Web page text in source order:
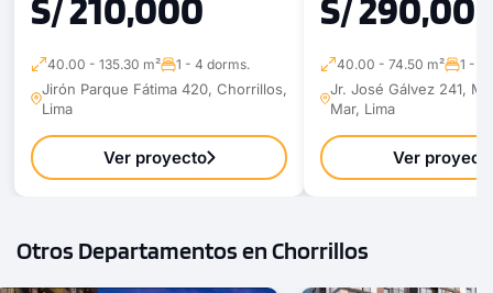
40.00 - 135.30 m² 1 - 4 dorms.
Jirón Parque Fátima 420, Chorrillos,
Lima
Ver proyecto
40.00 - 74.50 m² 1 - 3
Jr. José Gálvez 241,
Mar, Lima
Ver
Otros Departamentos en Chorrillos